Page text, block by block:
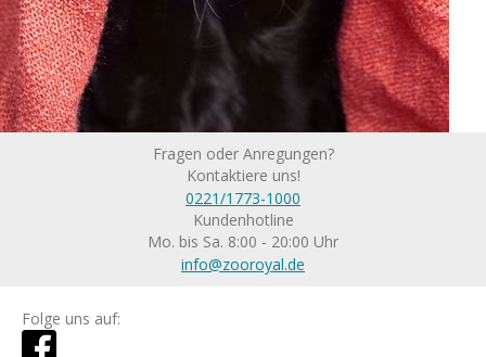
Fragen oder Anregungen?
Kontaktiere uns!
0221/1773-1000
Kundenhotline
Mo. bis Sa. 8:00 - 20:00 Uhr
info@zooroyal.de
Folge uns auf: